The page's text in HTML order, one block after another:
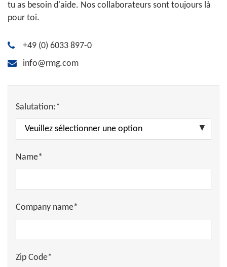
tu as besoin d'aide. Nos collaborateurs sont toujours là
pour toi.
+49 (0) 6033 897-0
info@rmg.com
Salutation:*
Name*
Company name*
Zip Code*